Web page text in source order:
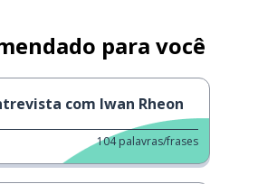
para você
com Iwan Rheon
104 palavras/frases